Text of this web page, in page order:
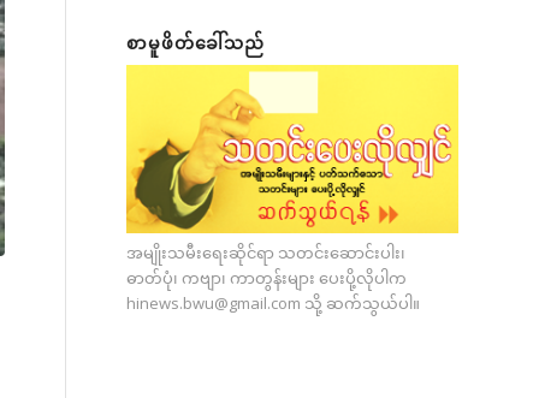
စာမူဖိတ်ခေါ်သည်
အမျိုးသမီးရေးဆိုင်ရာ သတင်းဆောင်းပါး၊
ဓာတ်ပုံ၊ ကဗျာ၊ ကာတွန်းများ ပေးပို့လိုပါက
hinews.bwu@gmail.com သို့ ဆက်သွယ်ပါ။